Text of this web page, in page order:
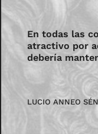
En todas las
atractivo por
debería
LUCIO ANNEO